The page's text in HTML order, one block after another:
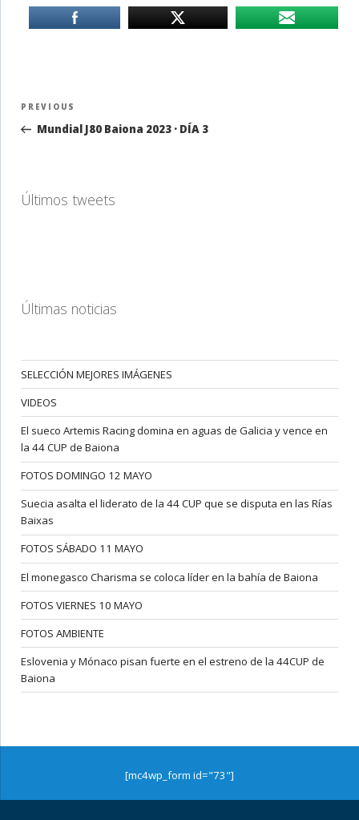
Navegación
entradas
Previous
Post
PREVIOUS
Mundial J80 Baiona 2023 · DÍA 3
Últimos tweets
Últimas noticias
SELECCIÓN MEJORES IMÁGENES
VIDEOS
El sueco Artemis Racing domina en aguas de Galicia y vence en
la 44 CUP de Baiona
FOTOS DOMINGO 12 MAYO
Suecia asalta el liderato de la 44 CUP que se disputa en las Rías
Baixas
FOTOS SÁBADO 11 MAYO
El monegasco Charisma se coloca líder en la bahía de Baiona
FOTOS VIERNES 10 MAYO
FOTOS AMBIENTE
Eslovenia y Mónaco pisan fuerte en el estreno de la 44CUP de
Baiona
[mc4wp_form id="73"]